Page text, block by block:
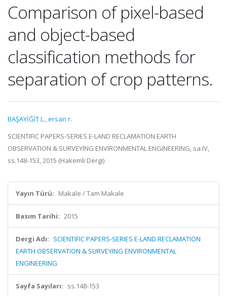
Comparison of pixel-based
and object-based
classification methods for
separation of crop patterns.
BAŞAYİĞİT L.,ersan r.
SCIENTIFIC PAPERS-SERIES E-LAND RECLAMATION EARTH
OBSERVATION & SURVEYING ENVIRONMENTAL ENGINEERING, sa.IV,
ss.148-153, 2015 (Hakemli Dergi)
Yayın Türü: Makale / Tam Makale
Basım Tarihi: 2015
Dergi Adı: SCIENTIFIC PAPERS-SERIES E-LAND RECLAMATION
EARTH OBSERVATION & SURVEYING ENVIRONMENTAL
ENGINEERING
Sayfa Sayıları: ss.148-153